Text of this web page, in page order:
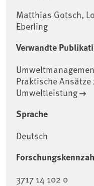
Matthias Gotsch,
Eberling
Verwandte
Praktische Ansätze
Umweltleistung
Sprache
Deutsch
3717 14 102 0